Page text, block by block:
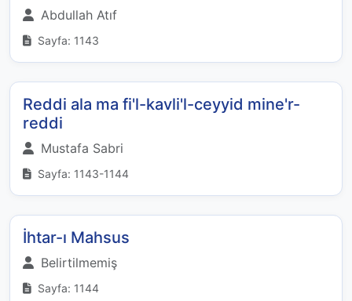
Abdullah Atıf
Sayfa: 1143
Reddi ala ma fi'l-kavli'l-ceyyid mine'r-
reddi
Mustafa Sabri
Sayfa: 1143-1144
İhtar-ı Mahsus
Belirtilmemiş
Sayfa: 1144